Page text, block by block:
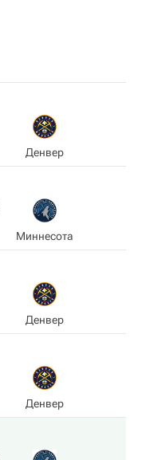
Денвер
Миннесота
Денвер
Денвер